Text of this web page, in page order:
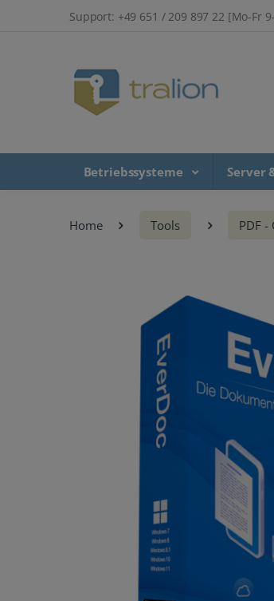
Support: +49 651 / 209 897 22 [Mo-Fr
Betriebssysteme Server
Home Tools PDF -